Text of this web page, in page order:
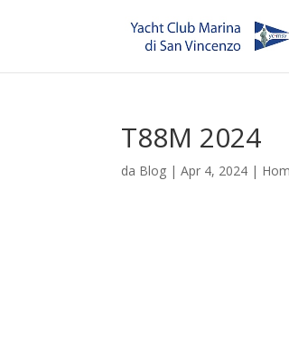
T88M 2024
da Blog |Apr 4, 2024 |